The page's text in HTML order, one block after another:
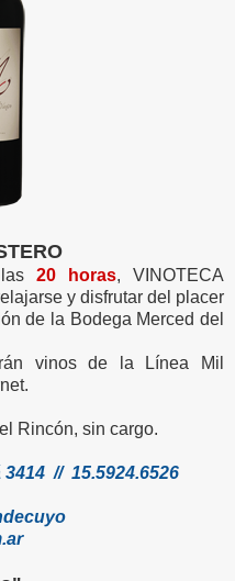
20 horas, VINOTECA
y disfrutar del placer
de la Bodega Merced del
vinos de la Línea Mil
Rincón, sin cargo.
// 15.5924.6526